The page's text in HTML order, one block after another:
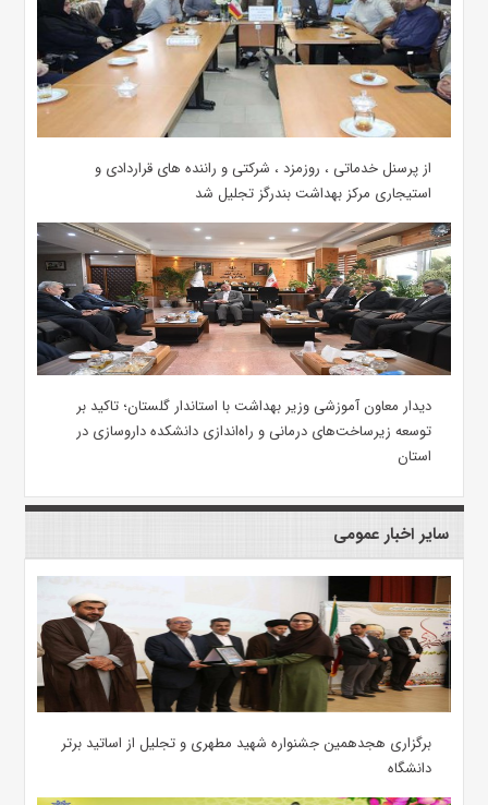
از پرسنل خدماتی ، روزمزد ، شرکتی و راننده های قراردادی و
استیجاری مرکز بهداشت بندرگز تجلیل شد
دیدار معاون آموزشی وزیر بهداشت با استاندار گلستان؛ تاکید بر
توسعه زیرساخت‌های درمانی و راه‌اندازی دانشکده داروسازی در
استان
سایر اخبار عمومی
برگزاری هجدهمین جشنواره شهید مطهری و تجلیل از اساتید برتر
دانشگاه